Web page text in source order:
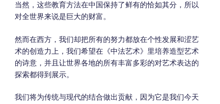
当然，这些教育方法在中国保持了鲜有的恰如其分，所以
对全世界来说是巨大的财富。
然而在西方，我们却把所有的努力都放在个性发展和涩艺
术的创造力上，我们希望在《中法艺术》里培养造型艺术
的诗意，并且让世界各地的所有丰富多彩的对艺术表达的
探索都得到展示。
我们将为传统与现代的结合做出贡献，因为它是我们今天